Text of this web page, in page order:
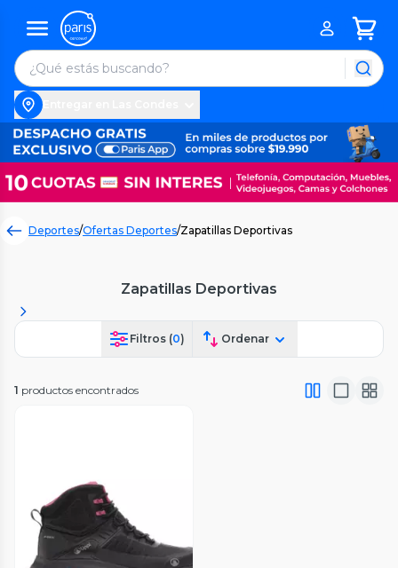
Deportes/Ofertas Deportes/Zapatillas Deportivas
Zapatillas Deportivas
Filtros (0) Ordenar
1 productos encontrados